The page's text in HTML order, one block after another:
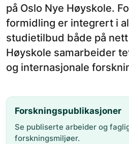
på Oslo Nye Høyskole.
formidling er integrert i
studietilbud både på
Høyskole samarbeider
og internasjonale
Forskningspublikasjoner
Se publiserte arbeider og
forskningsmiljøer.